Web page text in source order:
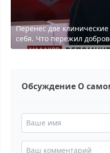
Перенес две
себя. Что пережил
Обсуждение О